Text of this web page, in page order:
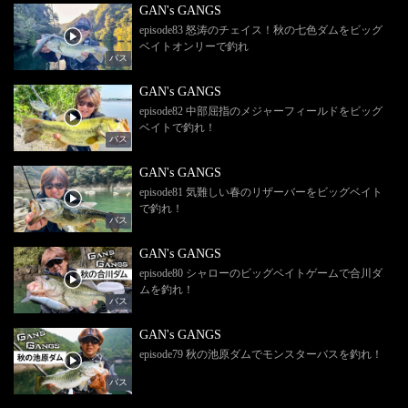
バス
GAN's GANGS
episode83 怒涛のチェイス！秋の七色ダムをビッグ
ベイトオンリーで釣れ
バス
GAN's GANGS
episode82 中部屈指のメジャーフィールドをビッグ
ベイトで釣れ！
バス
GAN's GANGS
episode81 気難しい春のリザーバーをビッグベイト
で釣れ！
バス
GAN's GANGS
episode80 シャローのビッグベイトゲームで合川ダ
ムを釣れ！
バス
GAN's GANGS
episode79 秋の池原ダムでモンスターバスを釣れ！